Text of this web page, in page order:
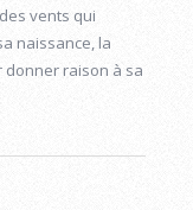
vents qui
naissance, la
donner raison à sa